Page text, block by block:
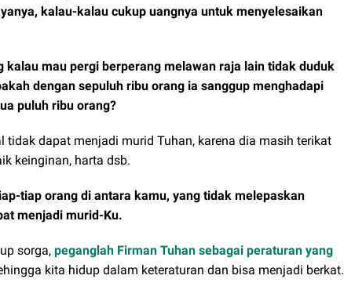
kalau-kalau cukup uangnya untuk menyelesaikan
kalau mau pergi berperang melawan raja lain tidak duduk
dengan sepuluh ribu orang ia sanggup menghadapi
puluh ribu orang?
tidak dapat menjadi murid Tuhan, karena dia masih terikat
keinginan, harta dsb.
tiap orang di antara kamu, yang tidak melepaskan
menjadi murid-Ku.
sorga, peganglah Firman Tuhan sebagai peraturan yang
kita hidup dalam keteraturan dan bisa menjadi berkat.